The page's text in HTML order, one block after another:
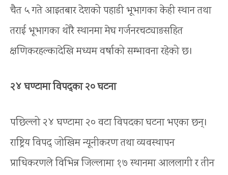
चैत ५ गते आइतबार देशको पहाडी भूभागका केही स्थान तथा
तराई भूभागका थोरै स्थानमा मेघ गर्जनरचट्याङसहित
क्षणिकरहल्कादेखि मध्यम वर्षाको सम्भावना रहेको छ।
२४ घण्टामा विपद्का २० घटना
पछिल्लो २४ घण्टामा २० वटा विपदका घटना भएका छन्।
राष्ट्रिय विपद् जोखिम न्यूनीकरण तथा व्यवस्थापन
प्राधिकरणले विभिन्न जिल्लामा १७ स्थानमा आललागी र तीन